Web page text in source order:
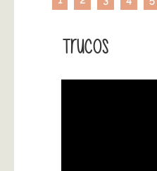
Trucos